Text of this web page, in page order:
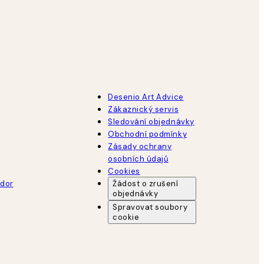
Desenio Art Advice
Zákaznický servis
Sledování objednávky
Obchodní podmínky
Zásady ochrany
osobních údajů
Cookies
Žádost o zrušení
objednávky
Spravovat soubory
cookie